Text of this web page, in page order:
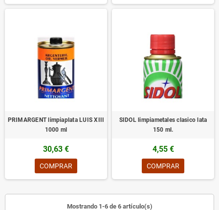
PRIMARGENT limpiaplata LUIS XIII
1000 ml
30,63 €
COMPRAR
SIDOL limpiametales clasico lata
150 ml.
4,55 €
COMPRAR
Mostrando 1-6 de 6 artículo(s)